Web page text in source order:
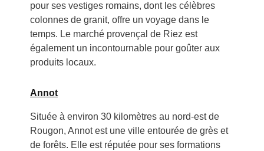
pour ses vestiges romains, dont les célèbres
colonnes de granit, offre un voyage dans le
temps. Le marché provençal de Riez est
également un incontournable pour goûter aux
produits locaux.
Annot
Située à environ 30 kilomètres au nord-est de
Rougon, Annot est une ville entourée de grès et
de forêts. Elle est réputée pour ses formations